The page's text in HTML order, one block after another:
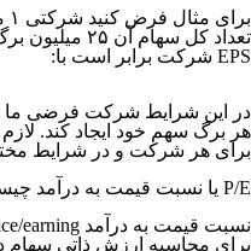
تعداد کل
EPS شرکت برابر است با:
هر برگ سهم خود ایجاد کند.
برای هر شرکت و در شرایط
P/E یا نسبت قیمت به درآمد چیست؟
نسبت قیمت به درآمد price/earning یا به‌اختصار نسبت
برای محاسبه ارزش ذاتی